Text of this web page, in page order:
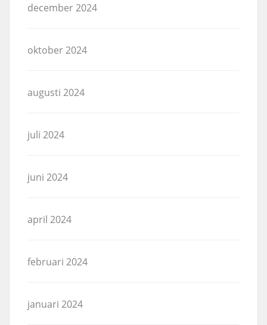
december 2024
oktober 2024
augusti 2024
juli 2024
juni 2024
april 2024
februari 2024
januari 2024